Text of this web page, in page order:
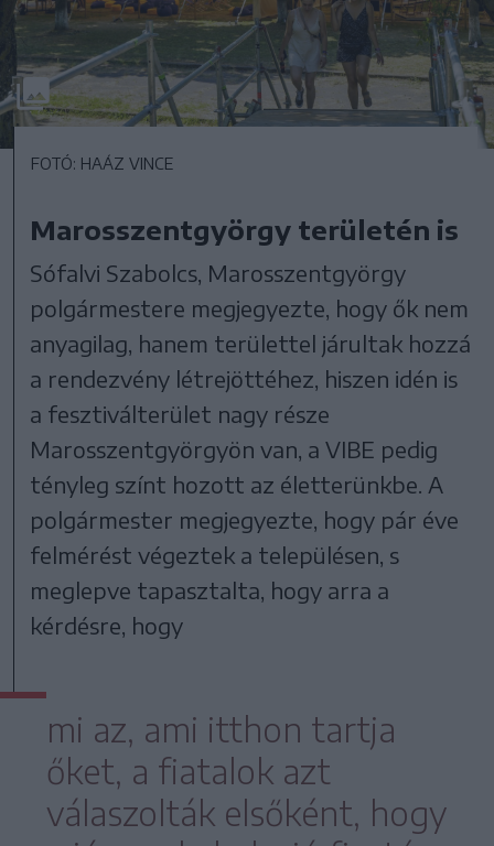
FOTÓ: HAÁZ VINCE
Marosszentgyörgy területén is
Sófalvi Szabolcs, Marosszentgyörgy
polgármestere megjegyezte, hogy ők nem
anyagilag, hanem területtel járultak hozzá
a rendezvény létrejöttéhez, hiszen idén is
a fesztiválterület nagy része
Marosszentgyörgyön van, a VIBE pedig
tényleg színt hozott az életterünkbe. A
polgármester megjegyezte, hogy pár éve
felmérést végeztek a településen, s
meglepve tapasztalta, hogy arra a
kérdésre, hogy
mi az, ami itthon tartja
őket, a fiatalok azt
válaszolták elsőként, hogy